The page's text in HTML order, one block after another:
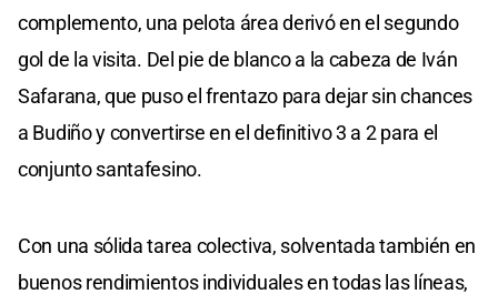
complemento, una pelota área derivó en el segundo
gol de la visita. Del pie de blanco a la cabeza de Iván
Safarana, que puso el frentazo para dejar sin chances
a Budiño y convertirse en el definitivo 3 a 2 para el
conjunto santafesino.
Con una sólida tarea colectiva, solventada también en
buenos rendimientos individuales en todas las líneas,